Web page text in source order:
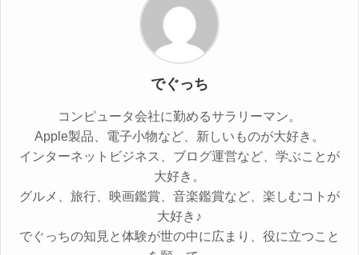
でぐっち
コンピュータ会社に勤めるサラリーマン。
Apple製品、電子小物など、新しいものが大好き。
インターネットビジネス、ブログ運営など、学ぶことが
大好き。
グルメ、旅行、映画鑑賞、音楽鑑賞など、楽しむコトが
大好き♪
でぐっちの知見と体験が世の中に広まり、役に立つこと